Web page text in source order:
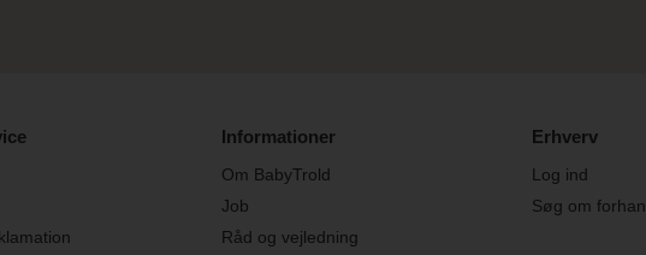
Informationer
Om BabyTrold
Job
Råd og vejledning
Erhverv
Log ind
Søg om